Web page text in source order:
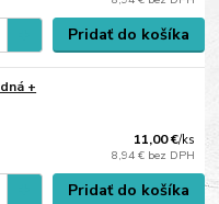
Pridať do košíka
+
11,00 €/ks
8,94 € bez DPH
Pridať do košíka